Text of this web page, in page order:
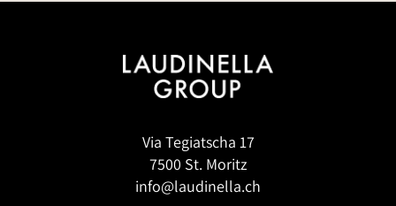
Via Tegiatscha 17
7500 St. Moritz
info@laudinella.ch